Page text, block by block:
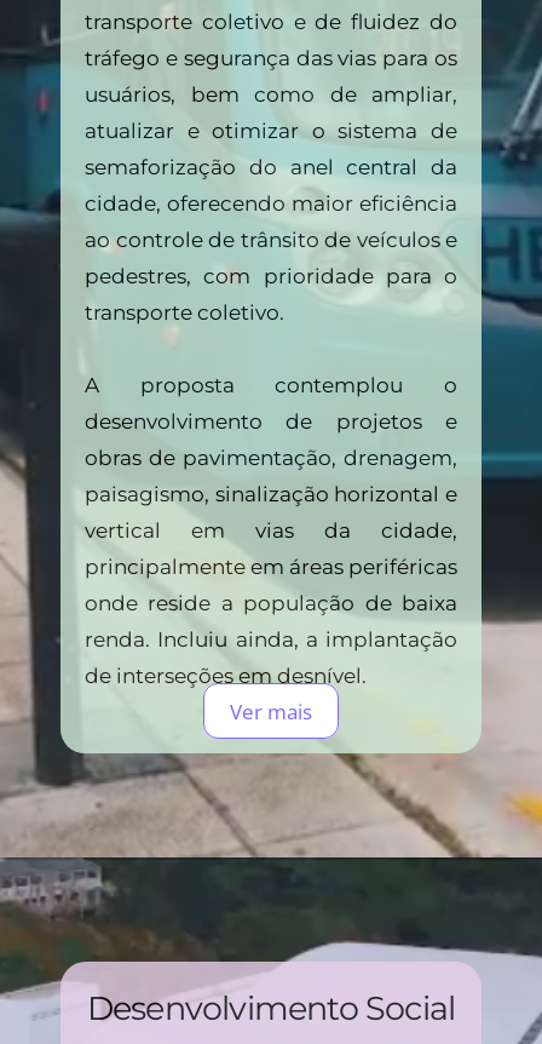
transporte coletivo e de fluidez do
tráfego e segurança das vias para os
usuários, bem como de ampliar,
atualizar e otimizar o sistema de
semaforização do anel central da
cidade, oferecendo maior eficiência
ao controle de trânsito de veículos e
pedestres, com prioridade para o
transporte coletivo.
A proposta contemplou o
desenvolvimento de projetos e
obras de pavimentação, drenagem,
paisagismo, sinalização horizontal e
vertical em vias da cidade,
principalmente em áreas periféricas
onde reside a população de baixa
renda. Incluiu ainda, a implantação
de interseções em desnível.
Ver mais
Desenvolvimento Social